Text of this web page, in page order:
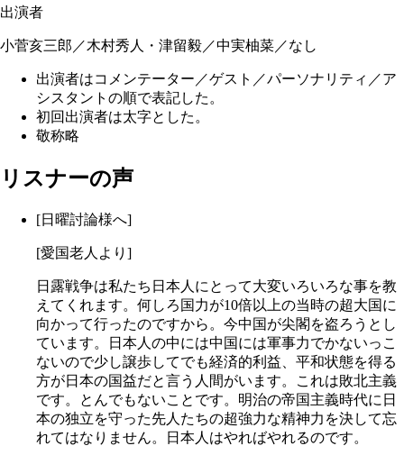
出演者
小菅亥三郎／木村秀人・津留毅／中実柚菜／なし
出演者はコメンテーター／ゲスト／パーソナリティ／ア
シスタントの順で表記した。
初回出演者は太字とした。
敬称略
リスナーの声
[日曜討論様へ]
[愛国老人より]
日露戦争は私たち日本人にとって大変いろいろな事を教
えてくれます。何しろ国力が10倍以上の当時の超大国に
向かって行ったのですから。今中国が尖閣を盗ろうとし
ています。日本人の中には中国には軍事力でかないっこ
ないので少し譲歩してでも経済的利益、平和状態を得る
方が日本の国益だと言う人間がいます。これは敗北主義
です。とんでもないことです。明治の帝国主義時代に日
本の独立を守った先人たちの超強力な精神力を決して忘
れてはなりません。日本人はやればやれるのです。